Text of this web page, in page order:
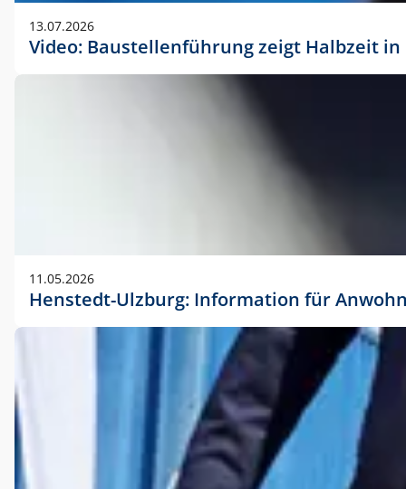
13.07.2026
Video: Baustellenführung zeigt Halbzeit
11.05.2026
Henstedt-Ulzburg: Information für